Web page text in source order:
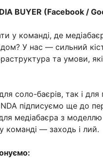
BUYER (Facebook /
у команді, де
У нас — сильний
та умови,
соло-баєрів, так і
підписуємо ще до
медіабаєра з
команді — заходь і лий.